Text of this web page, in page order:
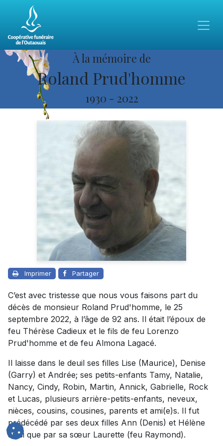
À la mémoire de
Roland Prud'homme
1930 - 2022
Imprimer Partager
C’est avec tristesse que nous vous faisons part du
décès de monsieur Roland Prud'homme, le 25
septembre 2022, à l’âge de 92 ans. Il était l’époux de
feu Thérèse Cadieux et le fils de feu Lorenzo
Prud'homme et de feu Almona Lagacé.
Il laisse dans le deuil ses filles Lise (Maurice), Denise
(Garry) et Andrée; ses petits-enfants Tamy, Natalie,
Nancy, Cindy, Robin, Martin, Annick, Gabrielle, Rock
et Lucas, plusieurs arrière-petits-enfants, neveux,
nièces, cousins, cousines, parents et ami(e)s. Il fut
prédécédé par ses deux filles Ann (Denis) et Hélène
ainsi que par sa sœur Laurette (feu Raymond).